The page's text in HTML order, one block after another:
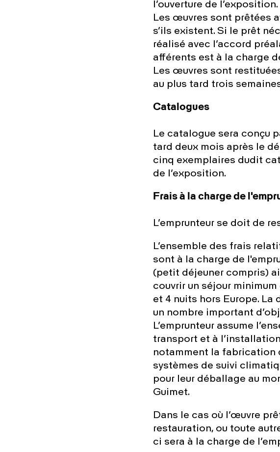
l’ouverture de l’exposition.
Les œuvres sont prêtées
s’ils existent. Si le prêt
réalisé avec l’accord
afférents est à la charge
Les œuvres sont
au plus tard trois
Catalogues
Le catalogue sera conçu
tard deux mois après le
cinq exemplaires dudit
de l’exposition.
Frais à la charge de
L’emprunteur se doit de
L’ensemble des frais
sont à la charge de
(petit déjeuner compris)
couvrir un séjour minimum
et 4 nuits hors Europe. La
un nombre important
L’emprunteur assume
transport et à
notamment la fabrication
systèmes de suivi
pour leur déballage au
Guimet.
Dans le cas où l’œuvre
restauration, ou toute
ci sera à la charge de